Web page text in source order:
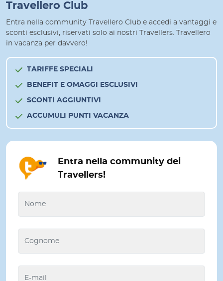
Travellero Club
Entra nella community Travellero Club e accedi a vantaggi e
sconti esclusivi, riservati solo ai nostri Travellers. Travellero
in vacanza per davvero!
TARIFFE SPECIALI
BENEFIT E OMAGGI ESCLUSIVI
SCONTI AGGIUNTIVI
ACCUMULI PUNTI VACANZA
Entra nella community dei
Travellers!